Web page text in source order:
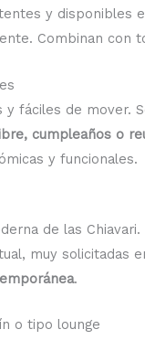
y disponibles
Combinan con
y fáciles de mover.
cumpleaños o
y funcionales.
de las
muy solicitadas
.
o tipo lounge